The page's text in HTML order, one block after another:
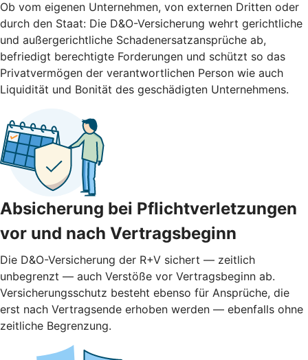
Ob vom eigenen Unternehmen, von externen Dritten oder
durch den Staat: Die D&O-Versicherung wehrt gerichtliche
und außergerichtliche Schadenersatzansprüche ab,
befriedigt berechtigte Forderungen und schützt so das
Privatvermögen der verantwortlichen Person wie auch
Liquidität und Bonität des geschädigten Unternehmens.
Absicherung bei Pflichtverletzungen
vor und nach ­Vertragsbeginn
Die D&O-Versicherung der R+V sichert — zeitlich
unbegrenzt — auch Verstöße vor Vertragsbeginn ab.
Versicherungsschutz besteht ebenso für Ansprüche, die
erst nach Vertragsende erhoben werden — ebenfalls ohne
zeitliche Begrenzung.